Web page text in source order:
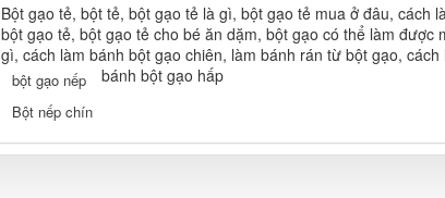
Bột gạo tẻ, bột tẻ, bột gạo tẻ là gì, bột gạo tẻ mua ở đâu, cách
bột gạo tẻ, bột gạo tẻ cho bé ăn dặm, bột gạo có thể làm được
gì, cách làm bánh bột gạo chiên, làm bánh rán từ bột gạo, cách
bánh bột gạo hấp
bột gạo nếp
Bột nếp chín